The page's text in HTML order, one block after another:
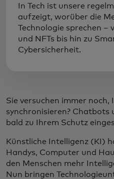
In Tech ist unsere
aufzeigt, worüber die
Technologie sprechen –
und NFTs bis hin zu
Cybersicherheit.
Sie versuchen immer noch,
synchronisieren? Chatbots
bald zu Ihrem Schutz
Künstliche Intelligenz (KI)
Handys, Computer und
den Menschen mehr
Nun bringen